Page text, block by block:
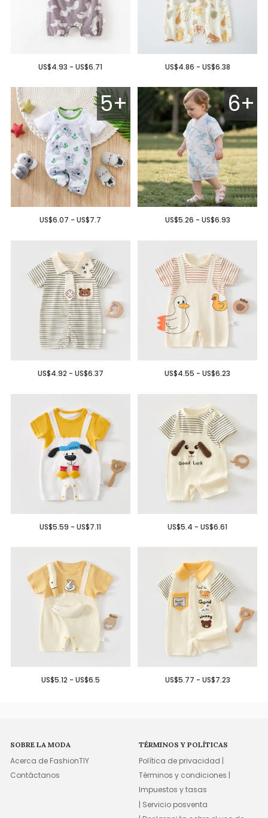
US$4.93 - US$6.71 US$4.86 - US$6.38
5+
US$6.07 - US$7.7
6+
US$5.26 - US$6.93
US$4.92 - US$6.37 US$4.55 - US$6.23
US$5.59 - US$7.11 US$5.4 - US$6.61
US$5.12 - US$6.5 US$5.77 - US$7.23
SOBRE LA MODA
Acerca de FashionTIY
Contáctanos
TÉRMINOS Y POLÍTICAS
Política de privacidad |
Términos y condiciones |
Impuestos y tasas
| Servicio posventa